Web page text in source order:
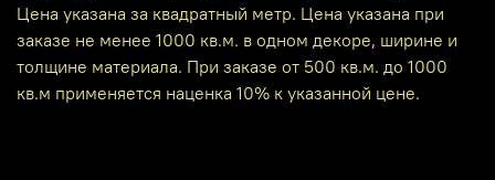
Цена указана за квадратный метр. Цена указана при
заказе не менее 1000 кв.м. в одном декоре, ширине и
толщине материала. При заказе от 500 кв.м. до 1000
кв.м применяется наценка 10% к указанной цене.